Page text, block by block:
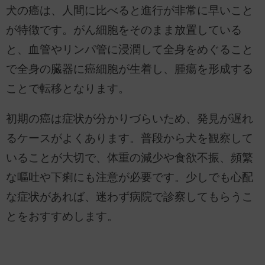
犬の癌は、人間に比べると進行が非常に早いこと
が特徴です。がん細胞をそのまま放置している
と、血管やリンパ管に浸潤して全身をめぐること
で全身の臓器に癌細胞が生着し、腫瘍を形成する
ことで転移となります。
初期の癌は症状が分かりづらいため、発見が遅れ
るケースがよくあります。普段から犬を観察して
いることが大切で、体重の減少や食欲不振、頻繁
な嘔吐や下痢にも注意が必要です。少しでも心配
な症状があれば、迷わず病院で診察してもらうこ
とをおすすめします。